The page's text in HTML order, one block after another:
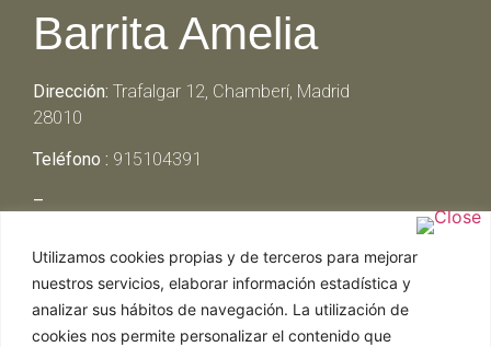
Utilizamos cookies propias y de terceros para mejorar
nuestros servicios, elaborar información estadística y
analizar sus hábitos de navegación. La utilización de
cookies nos permite personalizar el contenido que
Barrita Amelia
Dirección: Trafalgar 12, Chamberí, Madrid
28010
Teléfono : 915104391
–
Miércoles y Jueves:13:00h – 00:30h
Viernes y Sábado: 13:00h – 01:00h
Domingo:13:00h – 17:30h